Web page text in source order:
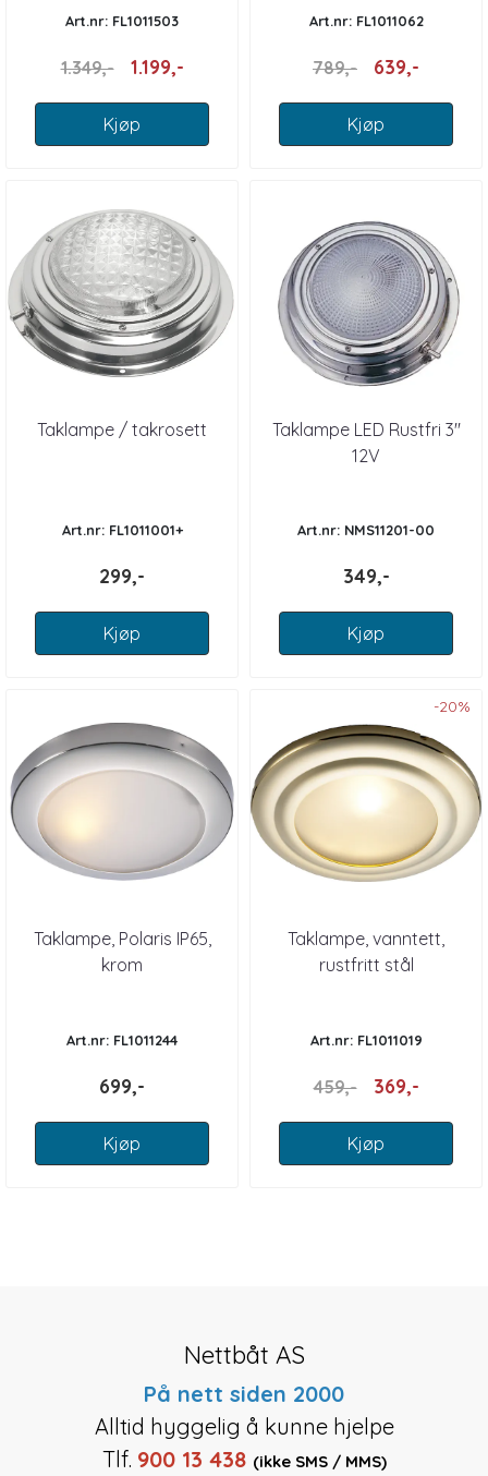
Art.nr: FL1011503
1.349,- 1.199,-
Kjøp
Art.nr: FL1011062
789,- 639,-
Kjøp
Taklampe / takrosett
Art.nr: FL1011001+
299,-
Kjøp
Taklampe LED Rustfri 3''
12V
Art.nr: NMS11201-00
349,-
Kjøp
Taklampe, Polaris IP65,
krom
Art.nr: FL1011244
699,-
Kjøp
-20%
Taklampe, vanntett,
rustfritt stål
Art.nr: FL1011019
459,- 369,-
Kjøp
Nettbåt AS
På nett siden 2000
Alltid hyggelig å kunne hjelpe
Tlf. 900 13 438 (ikke SMS / MMS)